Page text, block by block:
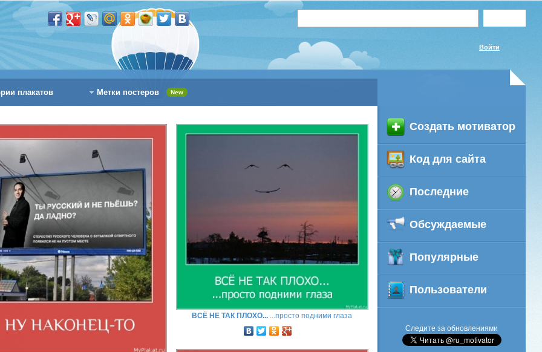
Войти
плакатов Метки постеров New
Создать мотиватор
Код для сайта
Последние
Обсуждаемые
Популярные
Пользователи
Следите за обновлениями
ВСЁ НЕ ТАК ПЛОХО... ...просто подними глаза